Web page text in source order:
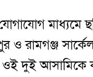
মাধ্যমে
রামগঞ্জ
ওই দুই আসামিকে